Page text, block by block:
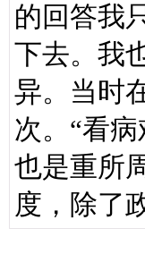
的回答我
下去。我
异。当时
次。“看
也是重所
度，除了